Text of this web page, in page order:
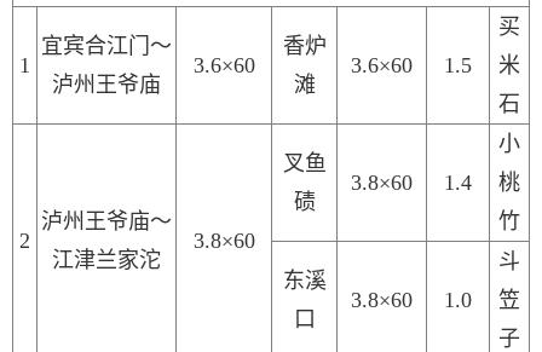
1
宜宾合江门～
泸州王爷庙
3.6×60
香炉
滩
3.6×60 1.5
买
米
石
2
泸州王爷庙～
江津兰家沱
3.8×60
叉鱼
碛
3.8×60 1.4
小
桃
竹
东溪
口
3.8×60 1.0
斗
笠
子